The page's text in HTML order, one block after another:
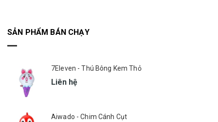
SẢN PHẨM BÁN CHẠY
7Eleven - Thú Bông Kem Thỏ
Liên hệ
Aiwado - Chim Cánh Cụt